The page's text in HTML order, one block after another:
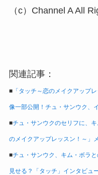
（c）Channel A All
関連記事：
■「タッチ～恋のメイクアップ
像一部公開！チュ・サンウク、
■チュ・サンウクのセリフに、
のメイクアップレッスン！～」
■チュ・サンウク、キム・ボラ
見せる？「タッチ」インタビュ